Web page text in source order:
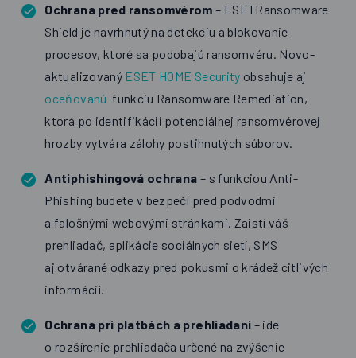
Ochrana pred ransomvérom – ESETRansomware
Shield je navrhnutý na detekciu a blokovanie
procesov, ktoré sa podobajú ransomvéru. Novo-
aktualizovaný ESET HOME Security obsahuje aj
oceňovanú funkciu Ransomware Remediation,
ktorá po identifikácii potenciálnej ransomvérovej
hrozby vytvára zálohy postihnutých súborov.
Antiphishingová ochrana – s funkciou Anti-
Phishing budete v bezpečí pred podvodmi
a falošnými webovými stránkami. Zaistí váš
prehliadač, aplikácie sociálnych sietí, SMS
aj otvárané odkazy pred pokusmi o krádež citlivých
informácií.
Ochrana pri platbách a prehliadaní – ide
o rozšírenie prehliadača určené na zvýšenie